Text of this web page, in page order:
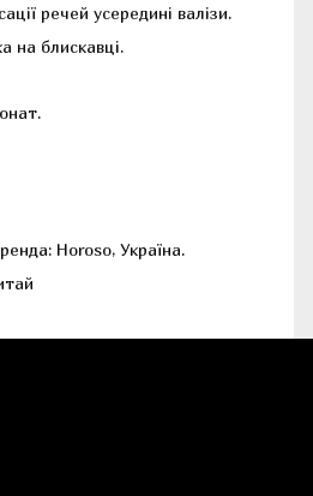
речей усередині валізи.
на блискавці.
Horoso, Україна.